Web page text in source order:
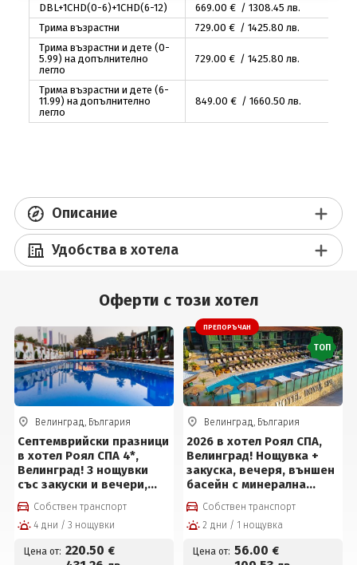
DBL+1CHD(0-6)+1CHD(6-12) 669.00 € / 1308.45 лв.
Трима възрастни
729.00 € / 1425.80 лв.
Трима възрастни и дете (0-
5.99) на допълнително
легло
729.00 € / 1425.80 лв.
Трима възрастни и дете (6-
11.99) на допълнително
легло
849.00 € / 1660.50 лв.
Описание
Удобства в хотела
Оферти с този хотел
Велинград, България
Септемврийски празници
в хотел Роял СПА 4*,
Велинград! 3 нощувки
със закуски и вечери,
детска анимация и СПА
център на цени от 220.50
евро на човек
Собствен транспорт
4 дни / 3 нощувки
Цена от: 220.50 €
ПРЕПОРЪЧАН
ТОП
Велинград, България
2026 в хотел Роял СПА,
Велинград! Нощувка +
закуска, вечеря, външен
басейн с минерална
вода, термален басейн и
СПА пакет
Собствен транспорт
2 дни / 1 нощувка
Цена от: 56.00 €